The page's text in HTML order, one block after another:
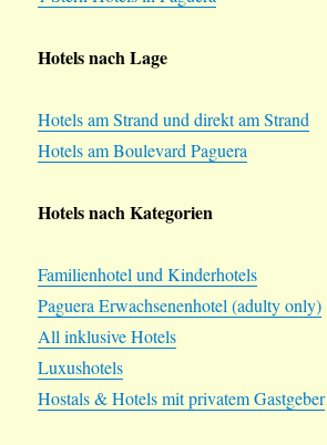
Hotels nach Lage
Hotels am Strand und direkt am Strand
Hotels am Boulevard Paguera
Hotels nach Kategorien
Familienhotel und Kinderhotels
Paguera Erwachsenenhotel (adulty only)
All inklusive Hotels
Luxushotels
Hostals & Hotels mit privatem Gastgeber